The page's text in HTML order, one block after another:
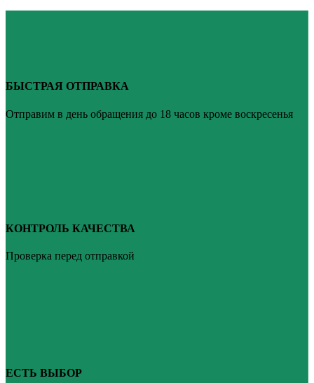
БЫСТРАЯ ОТПРАВКА
Отправим в день обращения до 18 часов кроме воскресенья
КОНТРОЛЬ КАЧЕСТВА
Проверка перед отправкой
ЕСТЬ ВЫБОР